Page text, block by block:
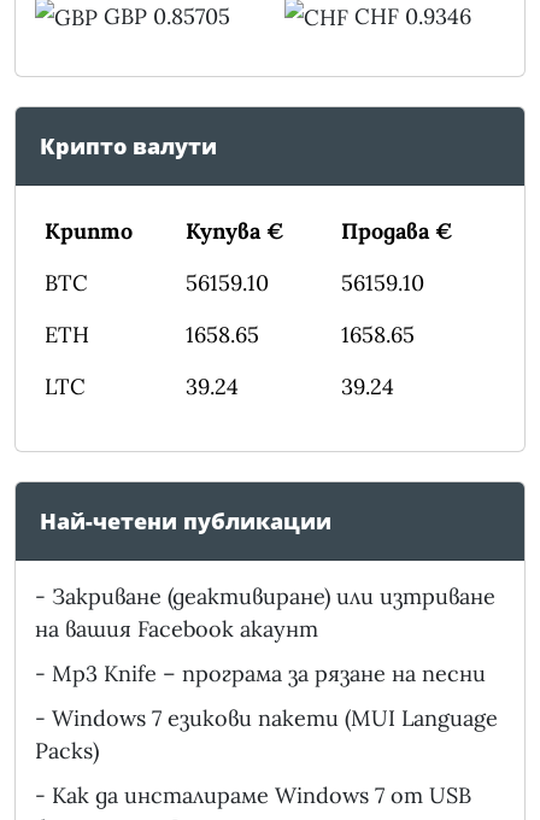
GBP 0.85705
CHF 0.9346
Крипто валути
Крипто Купува €
Продава €
BTC
56159.10
56159.10
ETH
1658.65
1658.65
LTC
39.24 39.24
Най-четени публикации
- Закриване (деактивиране) или изтриване
на вашия Facebook акаунт
- Mp3 Knife – програма за рязане на песни
- Windows 7 езикови пакети (MUI Language
Packs)
- Как да инсталираме Windows 7 от USB